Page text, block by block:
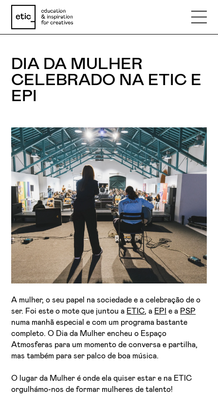
Nome
Email
Telefone
Motivo
Mensagem
Li e aceito a Política de Privacidade
Aceito receber emails sobre novidades da ETIC
DIA DA MULHER
CELEBRADO NA ETIC E
EPI
A mulher, o seu papel na sociedade e a celebração de o
ser. Foi este o mote que juntou a ETIC, a EPI e a PSP
numa manhã especial e com um programa bastante
completo. O Dia da Mulher encheu o Espaço
Atmosferas para um momento de conversa e partilha,
mas também para ser palco de boa música.
O lugar da Mulher é onde ela quiser estar e na ETIC
orgulhámo-nos de formar mulheres de talento!